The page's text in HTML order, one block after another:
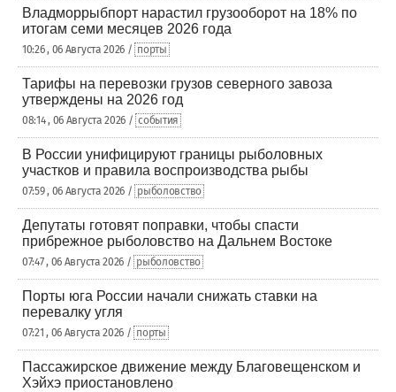
Владморрыбпорт нарастил грузооборот на 18% по
итогам семи месяцев 2026 года
10:26 , 06 Августа 2026 / порты
Тарифы на перевозки грузов северного завоза
утверждены на 2026 год
08:14 , 06 Августа 2026 / события
В России унифицируют границы рыболовных
участков и правила воспроизводства рыбы
07:59 , 06 Августа 2026 / рыболовство
Депутаты готовят поправки, чтобы спасти
прибрежное рыболовство на Дальнем Востоке
07:47 , 06 Августа 2026 / рыболовство
Порты юга России начали снижать ставки на
перевалку угля
07:21 , 06 Августа 2026 / порты
Пассажирское движение между Благовещенском и
Хэйхэ приостановлено